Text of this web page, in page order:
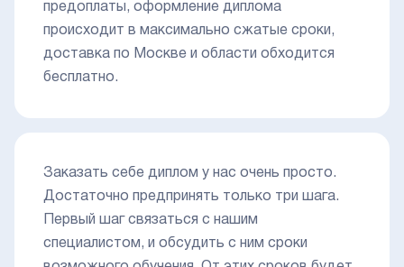
предоплаты, оформление диплома
происходит в максимально сжатые сроки,
доставка по Москве и области обходится
бесплатно.
Заказать себе диплом у нас очень просто.
Достаточно предпринять только три шага.
Первый шаг связаться с нашим
специалистом, и обсудить с ним сроки